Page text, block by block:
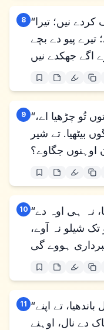
8 “تُو، یہوداہ، تیرے بھائی تیری تعریف کردے نیں؛ تیرا
تیرے پیو دے بچے
9 “یہوداہ شیر دا بچہ اے؛ شکار توں تُو چڑھیا اے،
بیٹھیا. تے شیر
اوہنوں جگاوے؟
10 “یہوداہ توں عصا نہیں ہٹے گا، نہ ہی اوہ دے
تک شیلو نہ آوے،
11 “اوہنے اپنے گدھے نوں تاک دے نال باندھیا، تے اپنے
دے نال، اوہنے